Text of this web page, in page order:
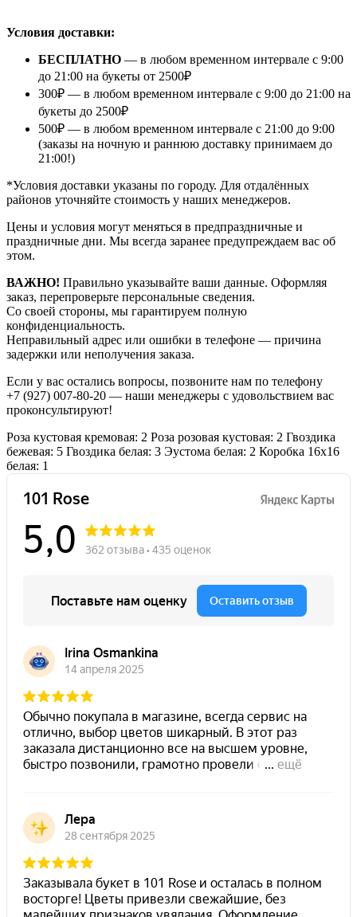
Условия доставки:
БЕСПЛАТНО — в любом временном интервале с 9:00
до 21:00 на букеты от 2500₽
300₽ — в любом временном интервале с 9:00 до 21:00 на
букеты до 2500₽
500₽ — в любом временном интервале с 21:00 до 9:00
(заказы на ночную и раннюю доставку принимаем до
21:00!)
*Условия доставки указаны по городу. Для отдалённых
районов уточняйте стоимость у наших менеджеров.
Цены и условия могут меняться в предпраздничные и
праздничные дни. Мы всегда заранее предупреждаем вас об
этом.
ВАЖНО! Правильно указывайте ваши данные. Оформляя
заказ, перепроверьте персональные сведения.
Со своей стороны, мы гарантируем полную
конфиденциальность.
Неправильный адрес или ошибки в телефоне — причина
задержки или неполучения заказа.
Если у вас остались вопросы, позвоните нам по телефону
+7 (927) 007-80-20 — наши менеджеры с удовольствием вас
проконсультируют!
Роза кустовая кремовая: 2 Роза розовая кустовая: 2 Гвоздика
бежевая: 5 Гвоздика белая: 3 Эустома белая: 2 Коробка 16х16
белая: 1